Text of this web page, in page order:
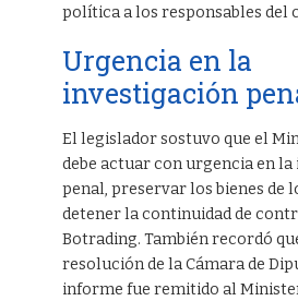
política a los responsables del
Urgencia en la
investigación
El legislador sostuvo que el
debe actuar con urgencia en
penal, preservar los bienes de
detener la continuidad de
Botrading. También recordó
resolución de la Cámara de
informe fue remitido al